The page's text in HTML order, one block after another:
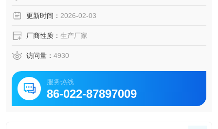
更新时间： 2026-02-03
厂商性质： 生产厂家
访问量： 4930
服务热线
86-022-87897009